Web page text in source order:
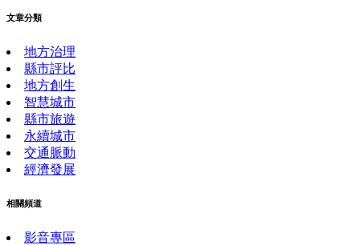
文章分類
地方治理
縣市評比
地方創生
智慧城市
縣市旅遊
永續城市
交通脈動
經濟發展
相關頻道
影音專區